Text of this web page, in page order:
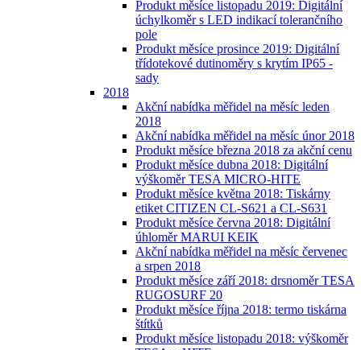
Produkt měsíce listopadu 2019: Digitální
úchylkoměr s LED indikací tolerančního
pole
Produkt měsíce prosince 2019: Digitální
třídotekové dutinoměry s krytím IP65 -
sady
2018
Akční nabídka měřidel na měsíc leden
2018
Akční nabídka měřidel na měsíc únor 2018
Produkt měsíce března 2018 za akční cenu
Produkt měsíce dubna 2018: Digitální
výškoměr TESA MICRO-HITE
Produkt měsíce května 2018: Tiskárny
etiket CITIZEN CL-S621 a CL-S631
Produkt měsíce června 2018: Digitální
úhloměr MARUI KEIK
Akční nabídka měřidel na měsíc červenec
a srpen 2018
Produkt měsíce září 2018: drsnoměr TESA
RUGOSURF 20
Produkt měsíce října 2018: termo tiskárna
štítků
Produkt měsíce listopadu 2018: výškoměr